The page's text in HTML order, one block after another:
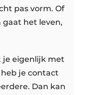
pas vorm. Of
gaat het leven,
je eigenlijk met
je contact
Dan kan